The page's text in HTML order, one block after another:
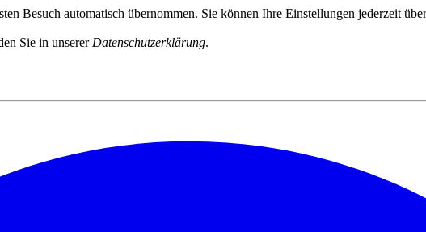
Besuch automatisch übernommen. Sie können Ihre Einstellungen jederzeit
Sie in unserer Datenschutzerklärung.